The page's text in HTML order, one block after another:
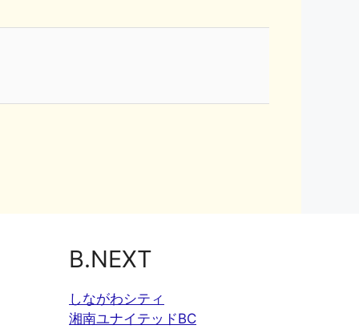
B.NEXT
しながわシティ
湘南ユナイテッドBC